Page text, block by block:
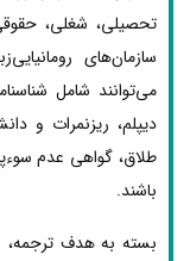
تحصیلی، شغلی،
سازمان‌های
می‌توانند شامل
دیپلم، ریزنمرات و
طلاق، گواهی عدم
باشند.
بسته به هدف ترجمه،